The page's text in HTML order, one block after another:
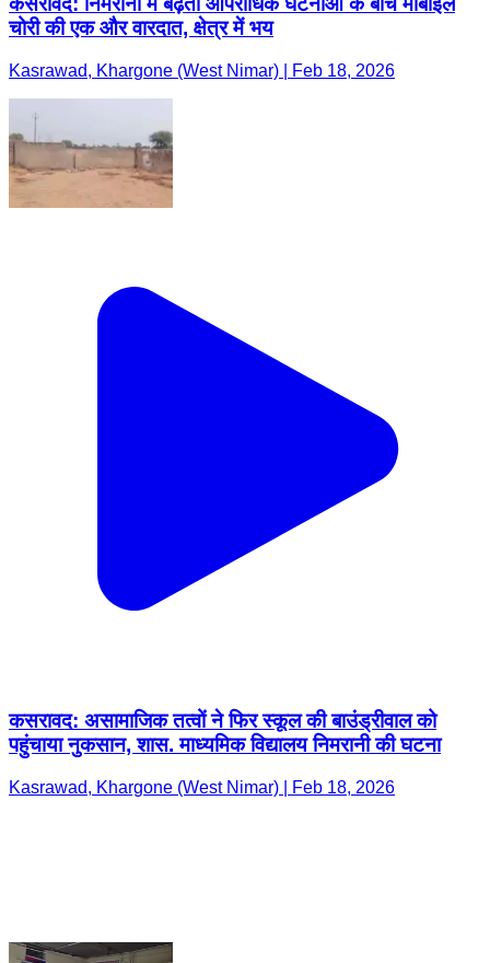
कसरावद: असामाजिक तत्वों ने फिर स्कूल की बाउंड्रीवाल को
पहुंचाया नुकसान, शास. माध्यमिक विद्यालय निमरानी की घटना